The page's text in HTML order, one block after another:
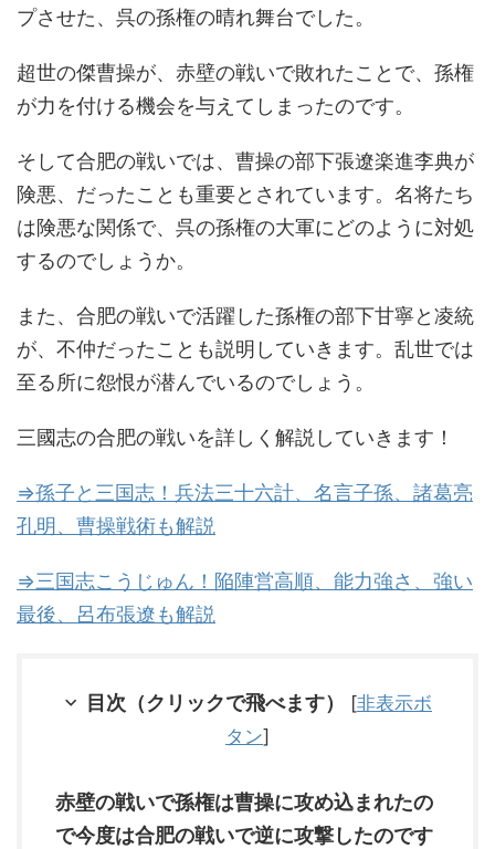
プさせた、呉の孫権の晴れ舞台でした。
超世の傑曹操が、赤壁の戦いで敗れたことで、孫権
が力を付ける機会を与えてしまったのです。
そして合肥の戦いでは、曹操の部下張遼楽進李典が
険悪、だったことも重要とされています。名将たち
は険悪な関係で、呉の孫権の大軍にどのように対処
するのでしょうか。
また、合肥の戦いで活躍した孫権の部下甘寧と凌統
が、不仲だったことも説明していきます。乱世では
至る所に怨恨が潜んでいるのでしょう。
三國志の合肥の戦いを詳しく解説していきます！
⇒孫子と三国志！兵法三十六計、名言子孫、諸葛亮
孔明、曹操戦術も解説
⇒三国志こうじゅん！陥陣営高順、能力強さ、強い
最後、呂布張遼も解説
目次（クリックで飛べます） [非表示ボ
タン]
赤壁の戦いで孫権は曹操に攻め込まれたの
で今度は合肥の戦いで逆に攻撃したのです